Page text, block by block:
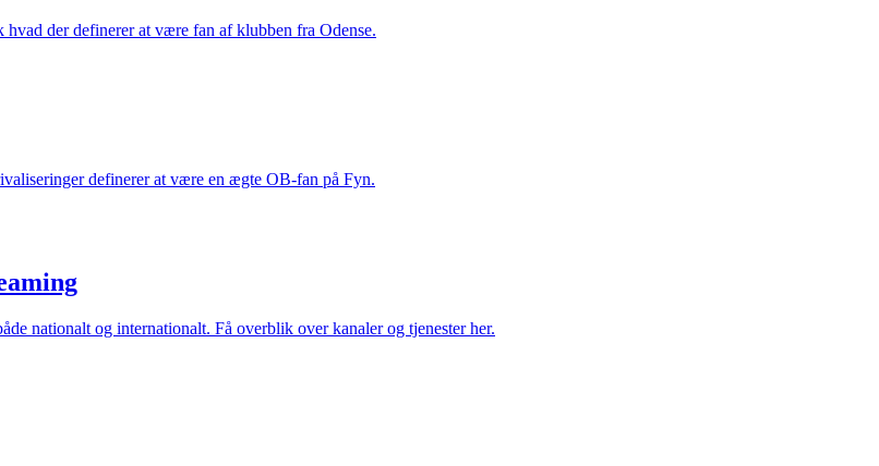
der definerer at være fan af klubben fra Odense.
definerer at være en ægte OB-fan på Fyn.
nationalt og internationalt. Få overblik over kanaler og tjenester her.